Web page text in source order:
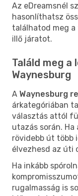
Az eDreamsnél
hasonlíthatsz
találhatod meg
illő járatot.
Találd meg a
Waynesburg
A Waynesburg
árkategóriában
választás attól
utazás során.
rövidebb út több
élvezhesd az úti
Ha inkább
rugalmasság is